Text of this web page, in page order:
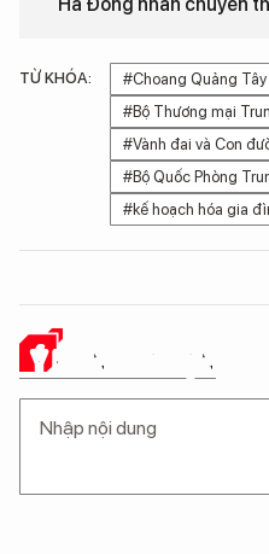
TỪ KHÓA: #Choang Quảng Tây
#Bộ Thương mại
#Vành đai và Con
#Bộ Quốc Phòng
#kế hoạch hóa gia
Ý KIẾN CỦA BẠN